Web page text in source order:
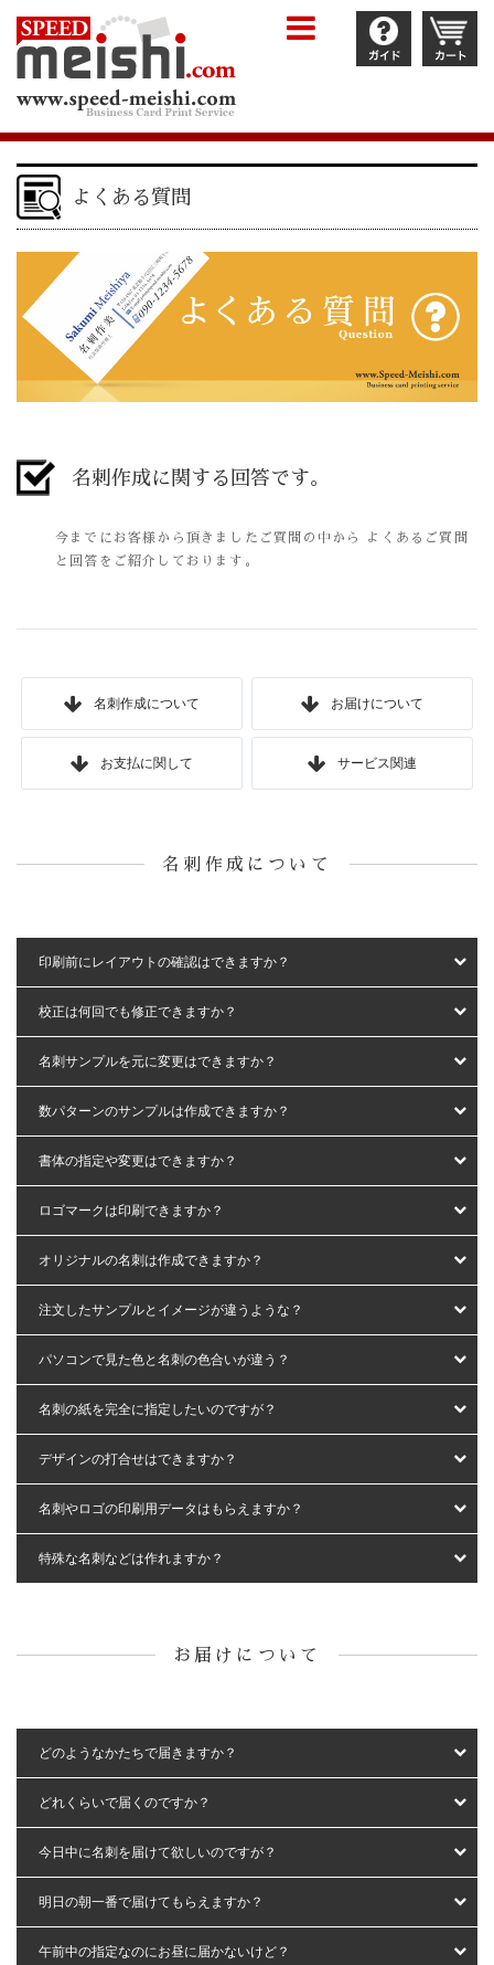
よくある質問
名刺作成に関する回答です。
今までにお客様から頂きましたご質問の中から
よくあるご質問
と回答をご紹介しております。
名刺作成について お届けについて
お支払に関して サービス関連
名刺作成について
印刷前にレイアウトの確認はできますか？
校正は何回でも修正できますか？
名刺サンプルを元に変更はできますか？
数パターンのサンプルは作成できますか？
書体の指定や変更はできますか？
ロゴマークは印刷できますか？
オリジナルの名刺は作成できますか？
注文したサンプルとイメージが違うような？
パソコンで見た色と名刺の色合いが違う？
名刺の紙を完全に指定したいのですが？
デザインの打合せはできますか？
名刺やロゴの印刷用データはもらえますか？
特殊な名刺などは作れますか？
お届けについて
どのようなかたちで届きますか？
どれくらいで届くのですか？
今日中に名刺を届けて欲しいのですが？
明日の朝一番で届けてもらえますか？
午前中の指定なのにお昼に届かないけど？